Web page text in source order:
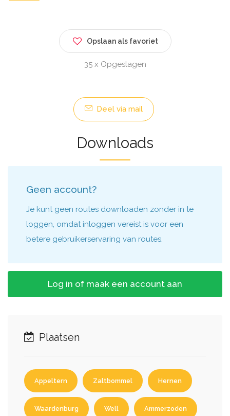
Opslaan als favoriet
35 x Opgeslagen
Deel via mail
Downloads
Geen account?
Je kunt geen routes downloaden zonder in te
loggen, omdat inloggen vereist is voor een
betere gebruikerservaring van routes.
Log in of maak een account aan
Plaatsen
Appeltern Zaltbommel Hernen
Waardenburg Well Ammerzoden